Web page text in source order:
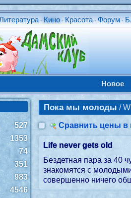
•Кино • Красота •Форум •
Новое
527
1353
74
351
983
4546
Пока мы молоды /
Сравнить цены в
Life never gets old
Бездетная пара за 40
знакомятся с
совершенно ничего